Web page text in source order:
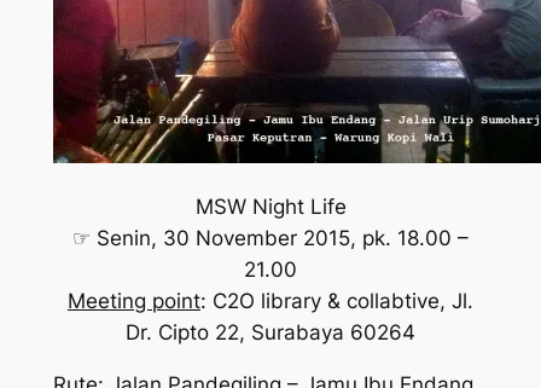
MSW Night Life
☞ Senin, 30 November 2015, pk. 18.00 –
21.00
Meeting point: C2O library & collabtive, Jl.
Dr. Cipto 22, Surabaya 60264